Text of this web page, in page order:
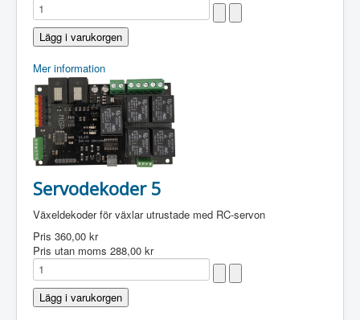
Mer information
Servodekoder 5
Växeldekoder för växlar utrustade med RC-servon
Pris 360,00 kr
Pris utan moms 288,00 kr